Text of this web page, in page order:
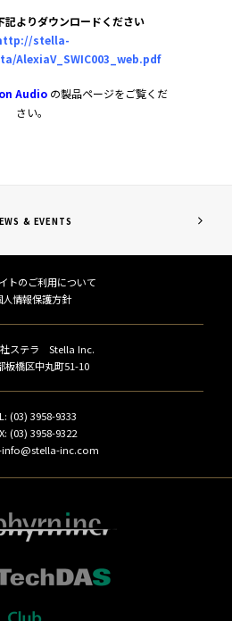
記よりダウンロードください
stella-
AlexiaV_SWIC003_web.pdf
Audio の製品ページをご覧くだ
さい。
& EVENTS
トのご利用について
人情報保護方針
ステラ Stella Inc.
板橋区中丸町51-10
(03) 3958-9333
(03) 3958-9322
info@stella-inc.com